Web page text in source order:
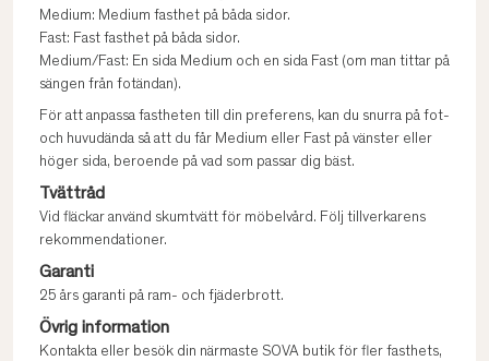
Medium: Medium fasthet på båda sidor.
Fast: Fast fasthet på båda sidor.
Medium/Fast: En sida Medium och en sida Fast (om man tittar på
sängen från fotändan).
För att anpassa fastheten till din preferens, kan du snurra på fot-
och huvudända så att du får Medium eller Fast på vänster eller
höger sida, beroende på vad som passar dig bäst.
Tvättråd
Vid fläckar använd skumtvätt för möbelvård. Följ tillverkarens
rekommendationer.
Garanti
25 års garanti på ram- och fjäderbrott.
Övrig information
Kontakta eller besök din närmaste SOVA butik för fler fasthets,